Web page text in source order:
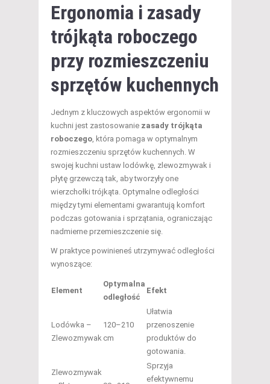
Ergonomia i zasady
trójkąta roboczego
przy rozmieszczeniu
sprzętów kuchennych
Jednym z kluczowych aspektów ergonomii w
kuchni jest zastosowanie zasady trójkąta
roboczego , która pomaga w optymalnym
rozmieszczeniu sprzętów kuchennych. W
swojej kuchni ustaw lodówkę, zlewozmywak i
płytę grzewczą tak, aby tworzyły one
wierzchołki trójkąta. Optymalne odległości
między tymi elementami gwarantują komfort
podczas gotowania i sprzątania, ograniczając
nadmierne przemieszczenie się.
W praktyce powinieneś utrzymywać odległości
wynoszące:
Element
Optymalna
odległość
Efekt
Lodówka –
Zlewozmywak
120–210
cm
Ułatwia
przenoszenie
produktów do
gotowania.
Zlewozmywak
Sprzyja
efektywnemu